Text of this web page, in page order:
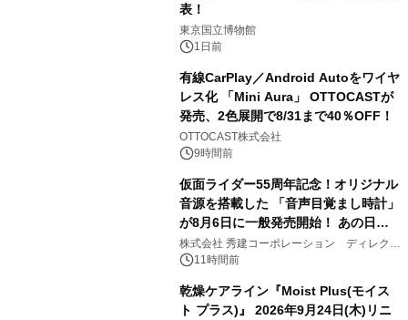
表！
東京国立博物館
1日前
有線CarPlay／Android Autoをワイヤ
レス化 「Mini Aura」 OTTOCASTが
発売、2色展開で8/31まで40％OFF！
OTTOCAST株式会社
9時間前
仮面ライダー55周年記念！オリジナル
音源を搭載した 「音声目覚まし時計」
が8月6日に一般発売開始！ あの日の
大興奮が今甦る
株式会社 秀建コーポレーション ディレクト
アートギャラリー
11時間前
乾燥ケアライン『Moist Plus(モイス
ト プラス)』 2026年9月24日(木)リニ